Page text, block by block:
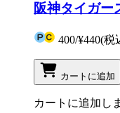
阪神タイガー
400/¥440(税
カートに追加
カートに追加し